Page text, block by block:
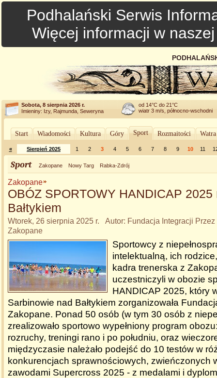
Podhalański Serwis
Więcej informacji w
Sobota, 8 sierpnia 2026 r.
Imieniny: Izy, Rajmunda, Seweryna
od 14°C do 21°C
wiatr 3 m/s, północno-wschodni
Start Wiadomości Kultura Góry Sport Rozmaitości
« Sierpień 2025 1 2 3 4 5 6 7 8 9 10 11
Sport Zakopane Nowy Targ Rabka-Zdrój
Zakopane
OBÓZ SPORTOWY HANDICAP 2025
Bałtykiem
Wtorek, 26 sierpnia 2025 r. Autor: Fundacja Integracji
Zakopane
Sportowcy z
intelektualną, ich
kadra trenerska z
uczestniczyli w obozie
HANDICAP 2025, który
Sarbinowie nad Bałtykiem zorganizowała
Zakopane. Ponad 50 osób (w tym 30 osób z
zrealizowało sportowo wypełniony program
rozruchy, treningi rano i po południu, oraz
międzyczasie należało podejść do 10 testów w
konkurencjach sprawnościowych, zwieńczonych
zawodami Supercross 2025 - z medalami i